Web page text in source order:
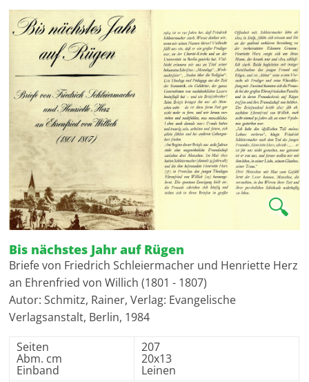
🔍
Bis nächstes Jahr auf Rügen
Briefe von Friedrich Schleiermacher und Henriette Herz
an Ehrenfried von Willich (1801 - 1807)
Autor: Schmitz, Rainer, Verlag: Evangelische
Verlagsanstalt, Berlin, 1984
Seiten
Abm. cm
Einband
207
20x13
Leinen